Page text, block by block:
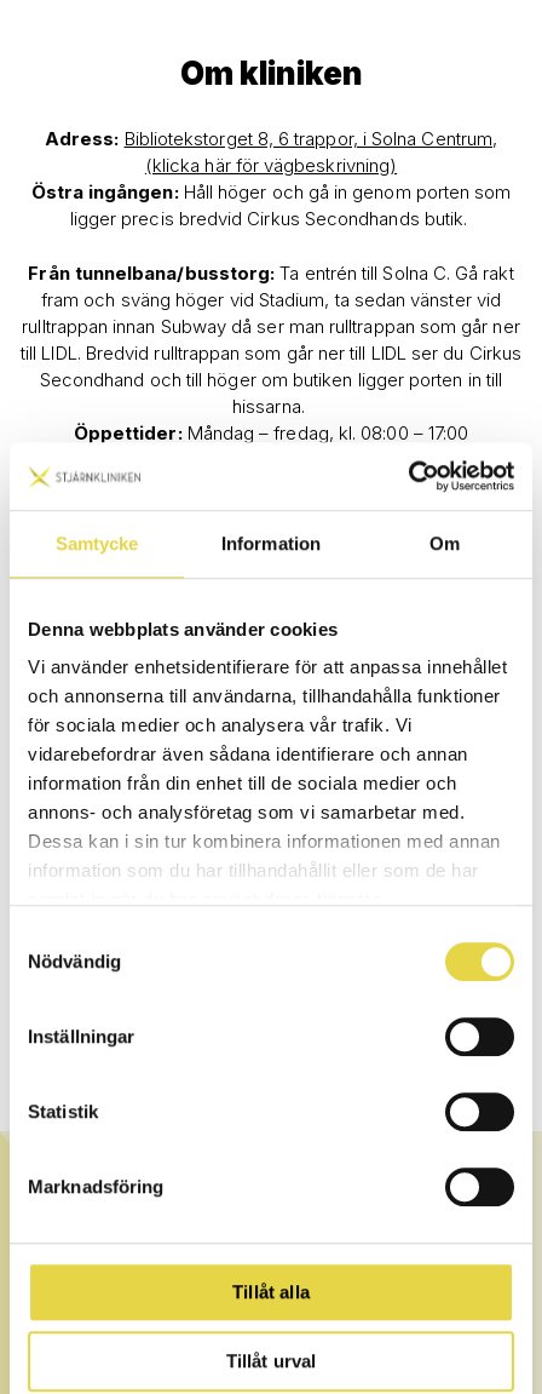
Samtycke Information Om
Denna webbplats använder cookies
Vi använder enhetsidentifierare för att anpassa innehållet
och annonserna till användarna, tillhandahålla funktioner
för sociala medier och analysera vår trafik. Vi
vidarebefordrar även sådana identifierare och annan
information från din enhet till de sociala medier och
annons- och analysföretag som vi samarbetar med.
Dessa kan i sin tur kombinera informationen med annan
information som du har tillhandahållit eller som de har
Nödvändig
Inställningar
Statistik
Marknadsföring
Tillåt alla
Tillåt urval
Om kliniken
Adress: Bibliotekstorget 8, 6 trappor, i Solna Centrum,
(klicka här för vägbeskrivning)
Östra ingången:Håll höger och gå in genom porten som
ligger precis bredvid Cirkus Secondhands butik.
Från tunnelbana/busstorg: Ta entrén till Solna C. Gå rakt
fram och sväng höger vid Stadium, ta sedan vänster vid
rulltrappan innan Subway då ser man rulltrappan som går ner
till LIDL. Bredvid rulltrappan som går ner till LIDL ser du Cirkus
Secondhand och till höger om butiken ligger porten in till
hissarna.
Öppettider:Måndag – fredag, kl. 08:00 – 17:00
Vi tar inte emot patienter via vårdavtal i Solna.
Parkering längst med vägen utanför kliniken (olika taxa
beroende på vart).
Parkering finns i Solna centrums P-hus. Gratis 2 timmar på
vardagar. Eller ute vid Bibliotekstorget Östra som ligger
precis utanför ingången (ej gratis).
Allmän info
Vid frågor om bokning, behandling eller allmänna funderingar
07:20 – 10:00 och 14.20 – 16.20
Vid organisatoriska frågor kontakta VD Gustav Ingestad på
Stjärnkliniken är teamet bestående av certifierade och
kompetens i fokus. Vi erbjuder en stor bredd av
förebygga, optimera eller behandla en skada. Vi arbetar
alltid för att du på snabbast möjliga sätt ska komma tillbaka
till den nivå du var på innan skadan – eller ännu längre.